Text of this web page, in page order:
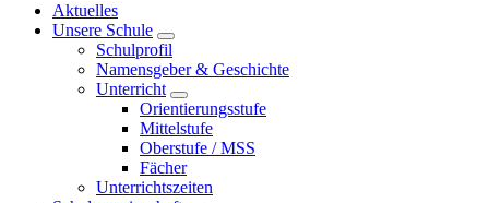
Aktuelles
Unsere Schule
Schulprofil
Namensgeber & Geschichte
Unterricht
Orientierungsstufe
Mittelstufe
Oberstufe / MSS
Fächer
Unterrichtszeiten